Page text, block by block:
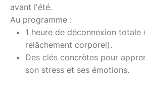
avant l'été.
Au programme :
1 heure de déconnexion totale
relâchement corporel).
Des clés concrètes pour
son stress et ses émotions.